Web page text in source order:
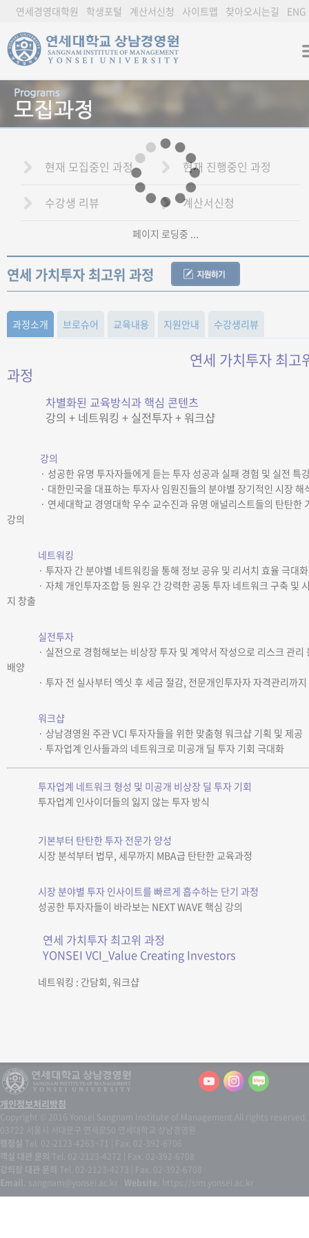
연세경영대학원 학생포털 계산서신청 사이트맵 찾아오시는길 ENG
현재 모집중인 과정 현재 진행중인 과정
수강생 리뷰 계산서신청
연세 가치투자 최고위 과정
과정소개 브로슈어 교육내용 지원안내 수강생리뷰
연세 가치투자 최고
과정
차별화된 교육방식과 핵심 콘텐츠
강의 + 네트워킹 + 실전투자 + 워크샵
강의
· 성공한 유명 투자자들에게 듣는 투자 성공과 실패 경험 및 실전 특
· 대한민국을 대표하는 투자사 임원진들의 분야별 장기적인 시장 해
· 연세대학교 경영대학 우수 교수진과 유명 애널리스트들의 탄탄한
강의
네트워킹
· 투자자 간 분야별 네트워킹을 통해 정보 공유 및 리서치 효율 극대화
· 자체 개인투자조합 등 원우 간 강력한 공동 투자 네트워크 구축 및
지 창출
실전투자
· 실전으로 경험해보는 비상장 투자 및 계약서 작성으로 리스크 관리
배양
· 투자 전 실사부터 엑싯 후 세금 절감, 전문개인투자자 자격관리까지
워크샵
· 상남경영원 주관 VCI 투자자들을 위한 맞춤형 워크샵 기획 및 제공
· 투자업계 인사들과의 네트워크로 미공개 딜 투자 기회 극대화
투자업계 네트워크 형성 및 미공개 비상장 딜 투자 기회
투자업계 인사이더들의 잃지 않는 투자 방식
기본부터 탄탄한 투자 전문가 양성
시장 분석부터 법무, 세무까지 MBA급 탄탄한 교육과정
시장 분야별 투자 인사이트를 빠르게 흡수하는 단기 과정
성공한 투자자들이 바라보는 NEXT WAVE 핵심 강의
연세 가치투자 최고위 과정
YONSEI VCI_Value Creating Investors
네트워킹 : 간담회, 워크샵
개인정보처리방침
Copyright © 2016 Yonsei Sangnam Institute of Management.All rights reserved.
03722 서울시 서대문구 연세로50 연세대학교 상남경영원
행정실 Tel. 02-2123-4263~71 | Fax. 02-392-6706
객실 대관 문의 Tel. 02-2123-4272 | Fax. 02-392-6708
강의장 대관 문의 Tel. 02-2123-4273 | Fax. 02-392-6708
Email. sangnam@yonsei.ac.kr Website. https://sim.yonsei.ac.kr
페이지 로딩중 ...